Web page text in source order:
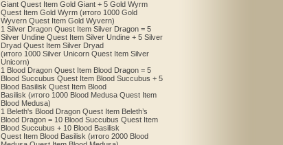
Giant Quest Item Gold Giant + 5 Gold Wyrm
Quest Item Gold Wyrm (итого 1000 Gold
Wyvern Quest Item Gold Wyvern)
1 Silver Dragon Quest Item Silver Dragon = 5
Silver Undine Quest Item Silver Undine + 5 Silver
Dryad Quest Item Silver Dryad
(итого 1000 Silver Unicorn Quest Item Silver
Unicorn)
1 Blood Dragon Quest Item Blood Dragon = 5
Blood Succubus Quest Item Blood Succubus + 5
Blood Basilisk Quest Item Blood
Basilisk (итого 1000 Blood Medusa Quest Item
Blood Medusa)
1 Beleth's Blood Dragon Quest Item Beleth’s
Blood Dragon = 10 Blood Succubus Quest Item
Blood Succubus + 10 Blood Basilisk
Quest Item Blood Basilisk (итого 2000 Blood